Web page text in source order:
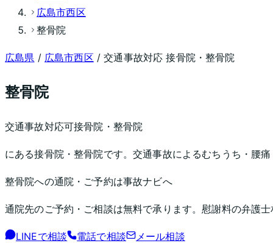
広島市西区
整骨院
広島県 / 広島市西区 / 交通事故対応 接骨院・整骨院
整骨院
交通事故対応可接骨院・整骨院
にある接骨院・整骨院です。交通事故によるむちうち・腰
整骨院への通院・ご予約は事故ナビへ
通院先のご予約・ご相談は無料で承ります。慰謝料の弁護
LINEで相談 電話で相談 メール相談